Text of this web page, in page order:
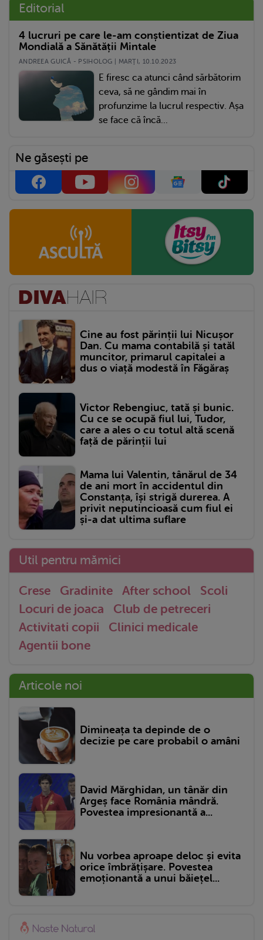
Editorial
4 lucruri pe care le-am conștientizat de Ziua
Mondială a Sănătății Mintale
ANDREEA GUICĂ - PSIHOLOG | MARŢI, 10.10.2023
E firesc ca atunci când sărbătorim
ceva, să ne gândim mai în
profunzime la lucrul respectiv. Așa
se face că încă...
Ne găsești pe
Cine au fost părinții lui Nicușor
Dan. Cu mama contabilă și tatăl
muncitor, primarul capitalei a
dus o viață modestă în Făgăraș
Victor Rebengiuc, tată și bunic.
Cu ce se ocupă fiul lui, Tudor,
care a ales o cu totul altă scenă
față de părinții lui
Mama lui Valentin, tânărul de 34
de ani mort în accidentul din
Constanța, își strigă durerea. A
privit neputincioasă cum fiul ei
și-a dat ultima suflare
Util pentru mămici
Crese Gradinite After school
Scoli
Locuri de joaca
Club de petreceri
Activitati copii
Clinici medicale
Agentii bone
Articole noi
Dimineața ta depinde de o
decizie pe care probabil o amâni
David Mărghidan, un tânăr din
Argeș face România mândră.
Povestea impresionantă a...
Nu vorbea aproape deloc și evita
orice îmbrățișare. Povestea
emoționantă a unui băiețel...